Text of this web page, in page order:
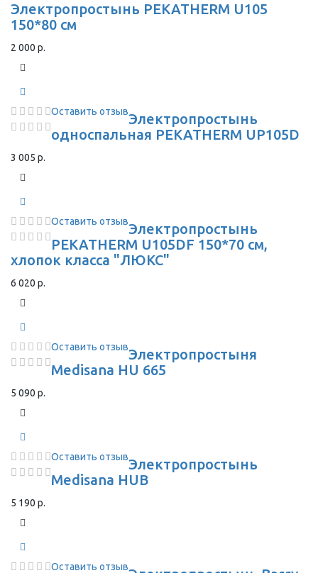
Электропростынь PEKATHERM U105
150*80 см
2 000 р.
Оставить отзывЭлектропростынь
односпальная PEKATHERM UP105D
3 005 р.
Оставить отзывЭлектропростынь
PEKATHERM U105DF 150*70 см,
хлопок класса "ЛЮКС"
6 020 р.
Оставить отзывЭлектропростыня
Medisana HU 665
5 090 р.
Оставить отзывЭлектропростынь
Medisana HUB
5 190 р.
Оставить отзыв